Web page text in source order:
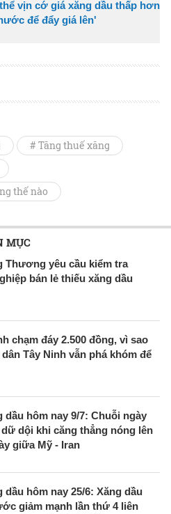
vịn cớ giá xăng dầu thấp hơn
để đẩy giá lên'
# Tăng thuế xăng
thế nào
MỤC
Thương yêu cầu kiểm tra
bán lẻ thiếu xăng dầu
chạm đáy 2.500 đồng, vì sao
Tây Ninh vẫn phá khóm để
dầu hôm nay 9/7: Chuỗi ngày
dội khi căng thẳng nóng lên
giữa Mỹ - Iran
dầu hôm nay 25/6: Xăng dầu
giảm mạnh lần thứ 4 liên